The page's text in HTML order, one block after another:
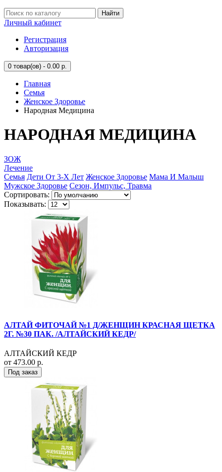
Найти
Личный кабинет
Регистрация
Авторизация
0 товар(ов) - 0.00 р.
Главная
Семья
Женское Здоровье
Народная Медицина
НАРОДНАЯ МЕДИЦИНА
ЗОЖ
Лечение
Семья Дети От 3-Х Лет Женское Здоровье Мама И Малыш
Мужское Здоровье Сезон, Импульс, Травма
Сортировать:
Показывать:
АЛТАЙ ФИТОЧАЙ №1 Д/ЖЕНЩИН КРАСНАЯ ЩЕТКА
2Г. №30 ПАК. /АЛТАЙСКИЙ КЕДР/
АЛТАЙСКИЙ КЕДР
от 473.00 р.
Под заказ